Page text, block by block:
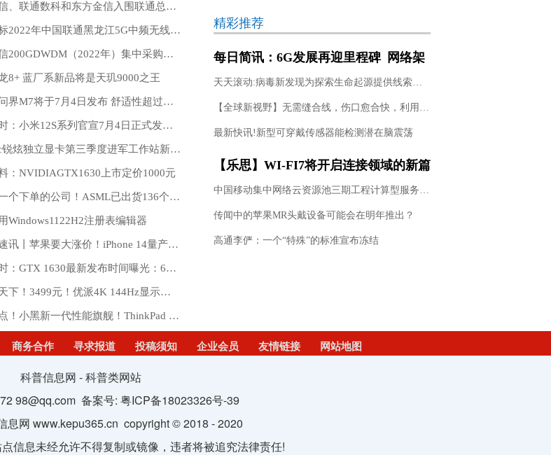
东方国信、联通数科和东方金信入围联通总部数据应用中选候选人
华为中标2022年中国联通黑龙江5G中频无线网主设钥匙服务
中国电信200GDWDM（2022年）集中采购项目公示
8+ 蓝厂系新品将是天玑9000之王
赛力斯问界M7将于7月4日发布 舒适性超过埃尔法
天天即时：小米12S系列官宣7月4日正式发布：小米与徕卡联合研发
IntelArc锐炫独立显卡第三季度进军工作站新品不曝光
：NVIDIAGTX1630上市定价1000元
全球第一个下单的公司！ASML已出货136个光刻机
Windows1122H2注册表编辑器
环球观速讯丨苹果要大涨价！iPhone 14量产工作就绪：四款齐发 供应商已出货
世界实时：GTX 1630最新发布时间曝光：6月28日 定价1000元
天天观天下！3499元！优派4K 144Hz显示器新品发布：少见IPS面板
全球热点！小黑新一代性能旗舰！ThinkPad X1 Extreme用上i9-12900H+RTX 3080 Ti
精彩推荐
每日简讯：6G发展再迎里程碑 网络架
构设计获突破
天天滚动:病毒新发现为探索生命起源提供线索，阿斯加德古菌或是复杂生物祖先
【全球新视野】无需缝合线，伤口愈合快，利用贻贝黏附蛋白实现无疤痕皮肤移植
最新快讯!新型可穿戴传感器能检测潜在脑震荡
【乐思】WI-FI7将开启连接领域的新篇
章
中国移动集中网络云资源池三期工程计算型服务器中标结果公示
传闻中的苹果MR头戴设备可能会在明年推出？
高通李俨：一个“特殊”的标准宣布冻结
商务合作 寻求报道 投稿须知 企业会员 友情链接 网站地图
科普信息网 - 科普类网站
98@qq.com 备案号: 粤ICP备18023326号-39
息网 www.kepu365.cn copyright © 2018 - 2020
信息未经允许不得复制或镜像，违者将被追究法律责任!